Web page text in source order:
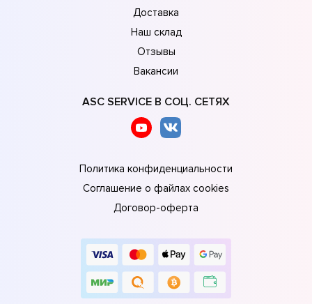
Доставка
Наш склад
Отзывы
Вакансии
ASC SERVICE В СОЦ. СЕТЯХ
Политика конфиденциальности
Соглашение о файлах cookies
Договор-оферта